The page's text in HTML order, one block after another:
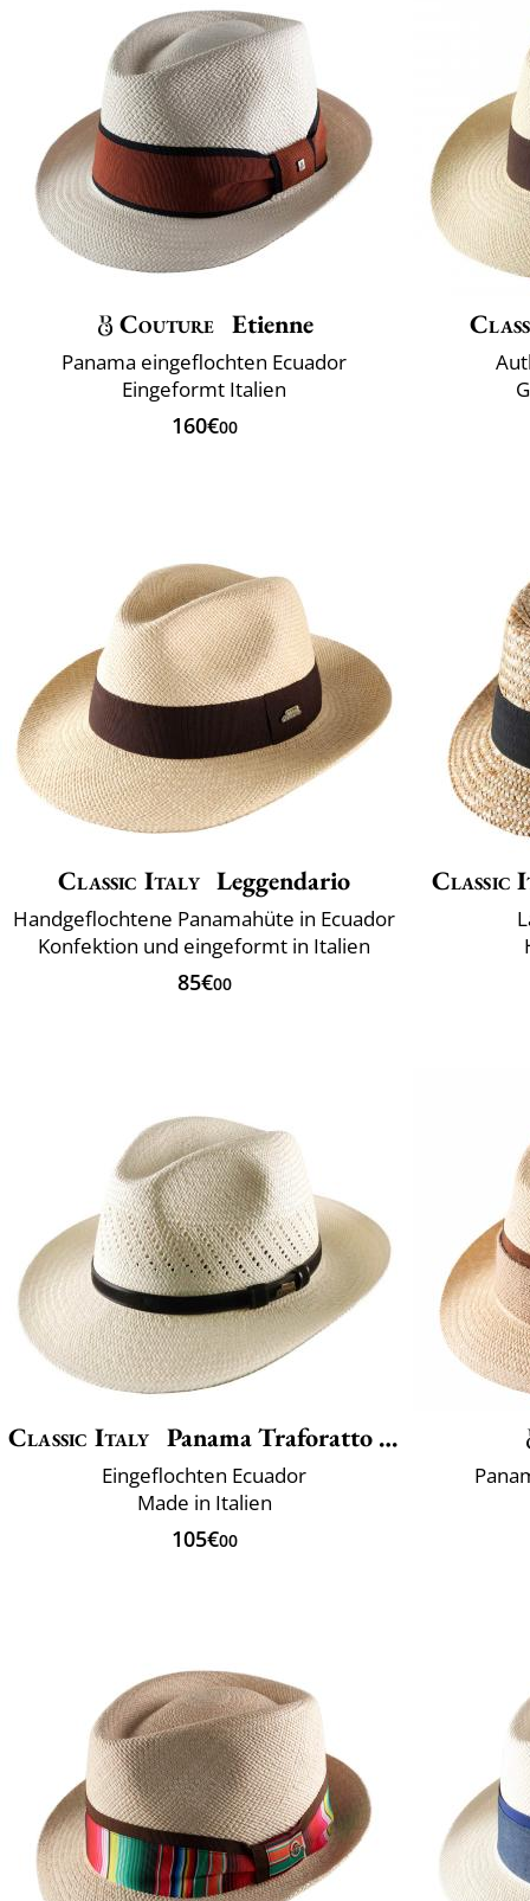
Couture Etienne
Panama eingeflochten Ecuador
Eingeformt Italien
160€00
Classic Italy Leggendario
Handgeflochtene Panamahüte in Ecuador
Konfektion und eingeformt in Italien
85€00
Classic
Classic Italy Panama Traforatto Belt
Eingeflochten Ecuador
Made in Italien
105€00